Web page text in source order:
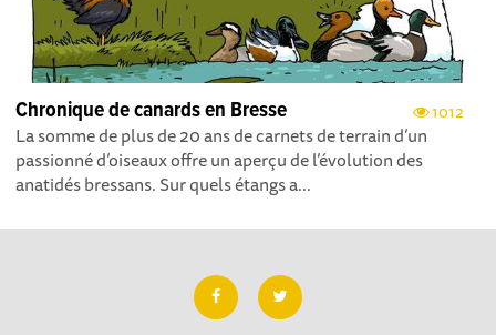
1012
Chronique de canards en Bresse
La somme de plus de 20 ans de carnets de terrain d’un
passionné d’oiseaux offre un aperçu de l’évolution des
anatidés bressans. Sur quels étangs a...